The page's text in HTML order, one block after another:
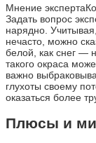
Мнение
Задать вопрос
нарядно.
нечасто, можно
белой, как снег —
такого окраса
важно
глухоты своему
оказаться более
Плюсы и